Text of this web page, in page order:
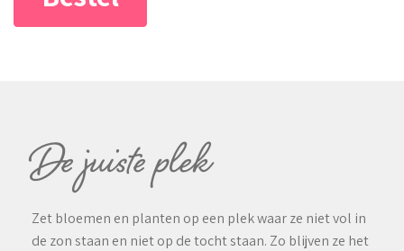
De juiste plek
Zet bloemen en planten op een plek waar ze niet vol in
de zon staan en niet op de tocht staan. Zo blijven ze het